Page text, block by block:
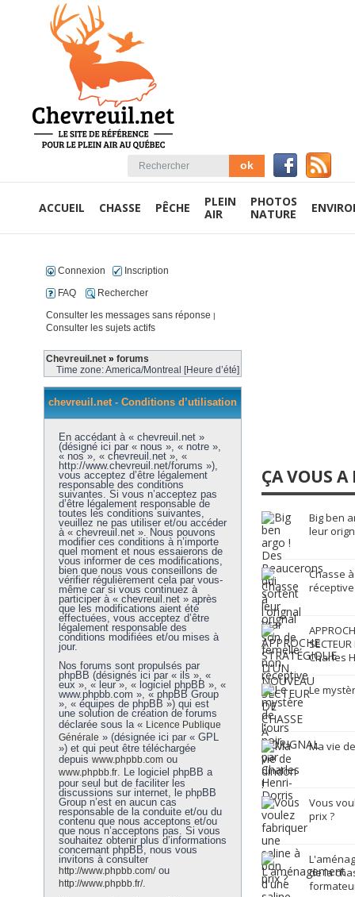
ACCUEIL CHASSE PÊCHE
PLEIN
AIR
PHOTOS
NATURE
Connexion
Inscription
FAQ
Rechercher
Consulter les messages sans réponse |
Consulter les sujets actifs
Chevreuil.net » forums
Time zone: America/Montreal [Heure d’été]
chevreuil.net - Conditions d’utilisation
En accédant à « chevreuil.net »
(désigné ici par « nous », « notre »,
« nos », « chevreuil.net », «
http://www.chevreuil.net/forums »),
vous acceptez d’être légalement
responsable des conditions
suivantes. Si vous n’acceptez pas
d’être légalement responsable de
toutes les conditions suivantes,
veuillez ne pas utiliser et/ou accéder
à « chevreuil.net ». Nous pouvons
modifier ces conditions à n’importe
quel moment et nous essaierons de
vous informer de ces modifications,
bien que nous vous conseillons de
vérifier régulièrement cela par vous-
même car si vous continuez à
participer à « chevreuil.net » après
que les modifications aient été
effectuées, vous acceptez d’être
légalement responsable des
conditions modifiées et/ou mises à
jour.
Nos forums sont propulsés par
phpBB (désignés ici par « ils », «
eux », « leur », « logiciel phpBB », «
www.phpbb.com », « phpBB Group
», « équipes de phpBB ») qui est
une solution de création de forums
déclarée sous la « Licence Publique
Générale » (désignée ici par « GPL
») et qui peut être téléchargée
depuis www.phpbb.comou
www.phpbb.fr. Le logiciel phpBB a
pour seul but de faciliter les
discussions sur internet, le phpBB
Group n’est en aucun cas
responsable de la conduite et/ou du
contenu que nous acceptons et/ou
que nous n’acceptons pas. Si vous
souhaitez obtenir plus d’informations
concernant phpBB, nous vous
invitons à consulter
http://www.phpbb.com/ou
http://www.phpbb.fr/.
ÇA VOUS A
Big ben
leur
Chasse
réceptive
Charles
Le
Ma vie
Vous
prix ?
de la